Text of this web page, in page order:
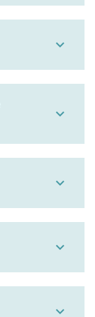
expand_more
expand_more
expand_more
expand_more
expand_more